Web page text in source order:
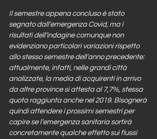
Il semestre appena concluso è stato
segnato dall’emergenza Covid, ma i
risultati dell’indagine comunque non
evidenziano particolari variazioni rispetto
allo stesso semestre dell’anno precedente:
attualmente, infatti, nelle grandi città
analizzate, la media di acquirenti in arrivo
da altre province si attesta al 7,7%, stessa
quota raggiunta anche nel 2019. Bisognerà
quindi attendere i prossimi semestri per
capire se l’emergenza sanitaria sortirà
concretamente qualche effetto sui flussi